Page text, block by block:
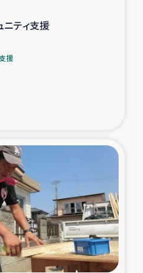
による食品加工事業
ー緊急支援
ー移民子ども支援
グローブ植林活動
民への食糧・越冬支援
ティ支援
援